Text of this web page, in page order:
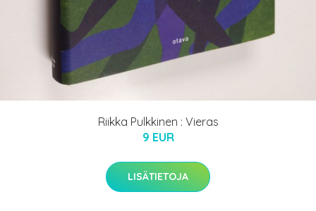
Riikka Pulkkinen : Vieras
9 EUR
LISÄTIETOJA